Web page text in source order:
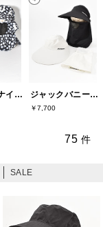
クアルトユナイテッド(CUARTO UNITED) ジャックバニー(Jack Bunny)
￥7,700
75 件
SALE